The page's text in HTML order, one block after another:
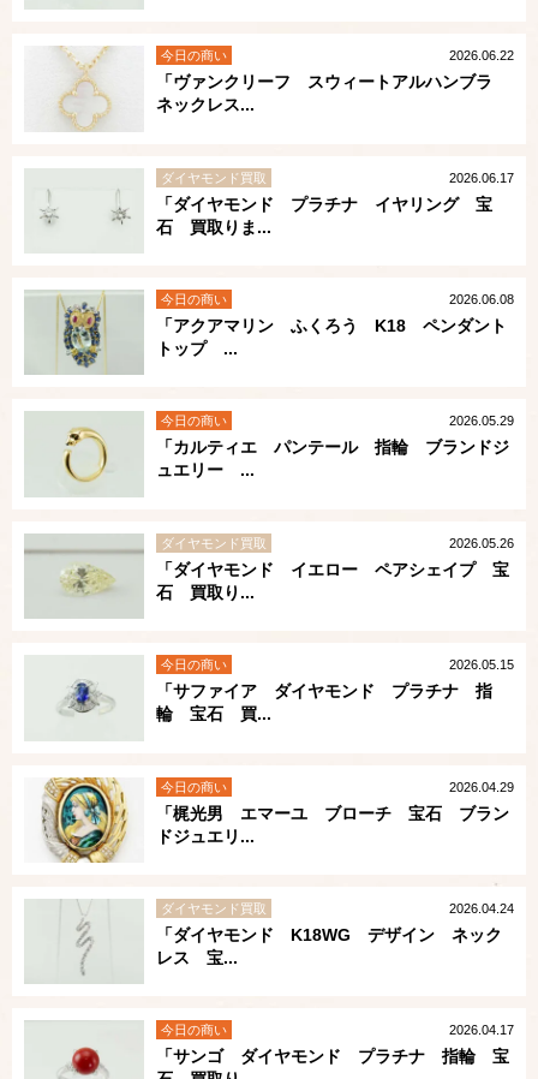
今日の商い 2026.06.22
「ヴァンクリーフ スウィートアルハンブラ
ネックレス...
ダイヤモンド買取 2026.06.17
「ダイヤモンド プラチナ イヤリング 宝
石 買取りま...
今日の商い 2026.06.08
「アクアマリン ふくろう K18 ペンダント
トップ ...
今日の商い 2026.05.29
「カルティエ パンテール 指輪 ブランドジ
ュエリー ...
ダイヤモンド買取 2026.05.26
「ダイヤモンド イエロー ペアシェイプ 宝
石 買取り...
今日の商い 2026.05.15
「サファイア ダイヤモンド プラチナ 指
輪 宝石 買...
今日の商い 2026.04.29
「梶光男 エマーユ ブローチ 宝石 ブラン
ドジュエリ...
ダイヤモンド買取 2026.04.24
「ダイヤモンド K18WG デザイン ネック
レス 宝...
今日の商い 2026.04.17
「サンゴ ダイヤモンド プラチナ 指輪 宝